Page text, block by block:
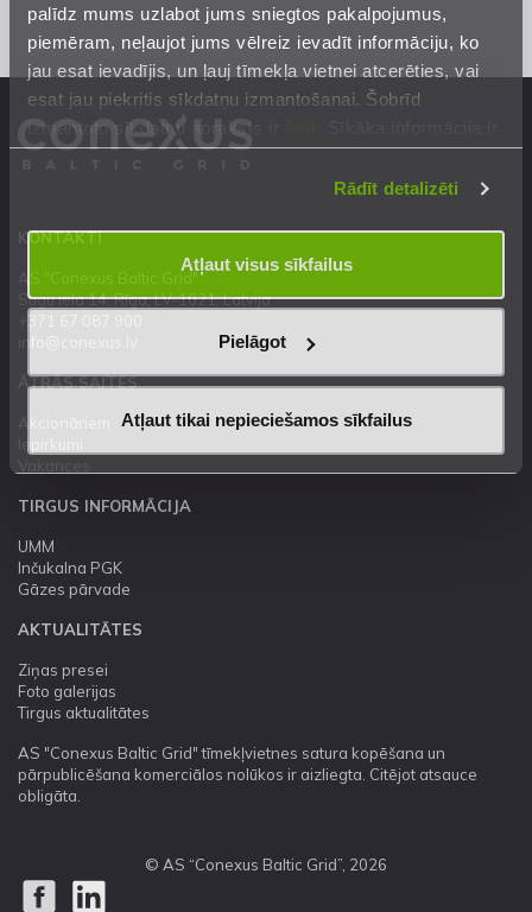
palīdz mums uzlabot jums sniegtos pakalpojumus,
piemēram, neļaujot jums vēlreiz ievadīt informāciju, ko
jau esat ievadījis, un ļauj tīmekļa vietnei atcerēties, vai
esat jau piekritis sīkdatņu izmantošanai. Šobrīd
izmantoto sīkdatņu apraksts ir
mūsuPrivātuma atrunā.
Rādīt detalizēti
Atļaut visus sīkfailus
Pielāgot
Atļaut tikai nepieciešamos sīkfailus
KONTAKTI
Stigu iela 14, Rīga, LV-1021, Latvija
ĀTRĀS SAITES
TIRGUS INFORMĀCIJA
UMM
Inčukalna PGK
Gāzes pārvade
AKTUALITĀTES
Ziņas presei
Foto galerijas
Tirgus aktualitātes
AS "Conexus Baltic Grid" tīmekļvietnes satura kopēšana un
pārpublicēšana komerciālos nolūkos ir aizliegta. Citējot atsauce
obligāta.
© AS “Conexus Baltic Grid”, 2026